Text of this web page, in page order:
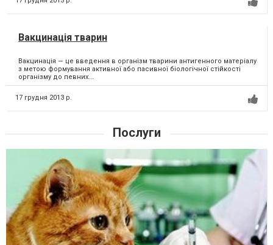
Вакцинація тварин
Вакцинація — це введення в організм тварини антигенного матеріалу
з метою формування активної або пасивної біологічної стійкості
організму до певних...
17 грудня 2013 р.
Послуги